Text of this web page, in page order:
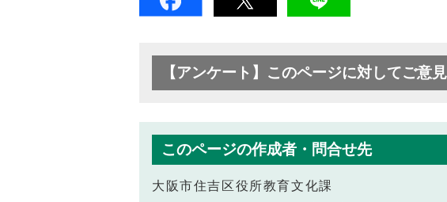
【アンケート】このページに対してご意
このページの作成者・問合せ先
大阪市住吉区役所教育文化課